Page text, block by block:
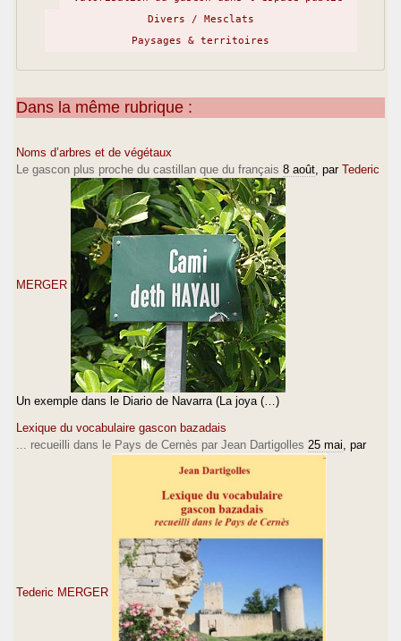
Divers / Mesclats
Paysages & territoires
Dans la même rubrique :
Noms d’arbres et de végétaux
Le gascon plus proche du castillan que du français 8 août , par Tederic
MERGER
Un exemple dans le Diario de Navarra (La joya (…)
Lexique du vocabulaire gascon bazadais
... recueilli dans le Pays de Cernès par Jean Dartigolles 25 mai , par
Tederic MERGER